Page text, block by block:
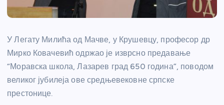
У Легату Милића од Мачве, у Крушевцу, професор др
Мирко Ковачевић одржао је изврсно предавање
“Моравска школа, Лазарев град 650 година”, поводом
великог јубилеја ове средњевековне српске
престонице.